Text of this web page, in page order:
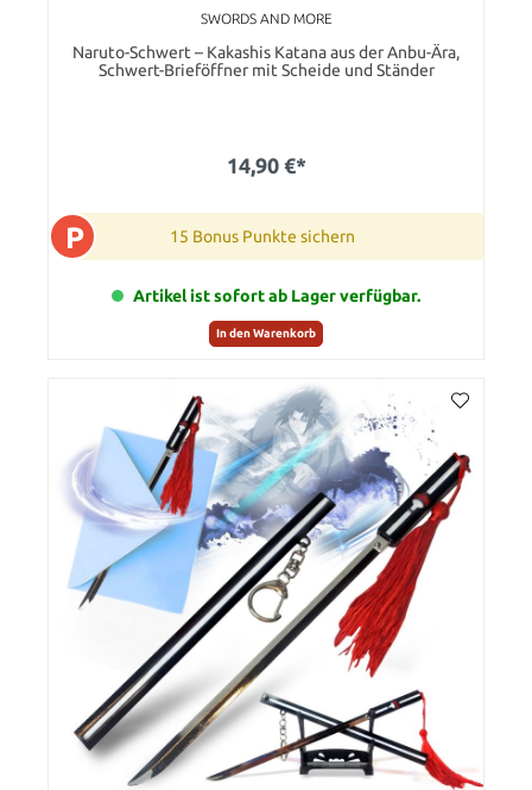
SWORDS AND MORE
Naruto-Schwert – Kakashis Katana aus der Anbu-Ära,
Schwert-Brieföffner mit Scheide und Ständer
14,90 €*
P 15 Bonus Punkte sichern
Artikel ist sofort ab Lager verfügbar.
In den Warenkorb